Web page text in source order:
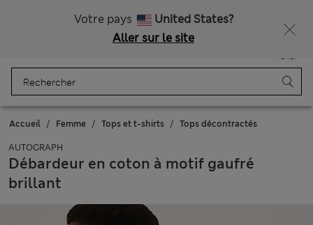
Votre pays
United States?
Aller sur le site
Panier
Accueil Femme Tops et t-shirts Tops décontractés
AUTOGRAPH
Débardeur en coton à motif gaufré
brillant